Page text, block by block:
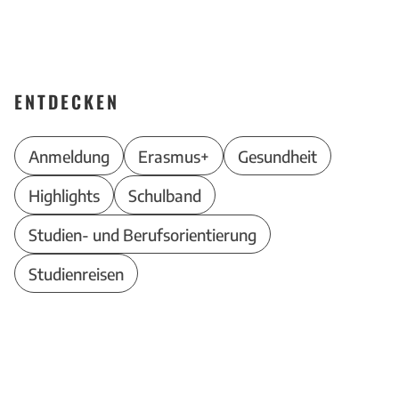
ENTDECKEN
Anmeldung Erasmus+
Gesundheit
Highlights
Schulband
Studien- und Berufsorientierung
Studienreisen